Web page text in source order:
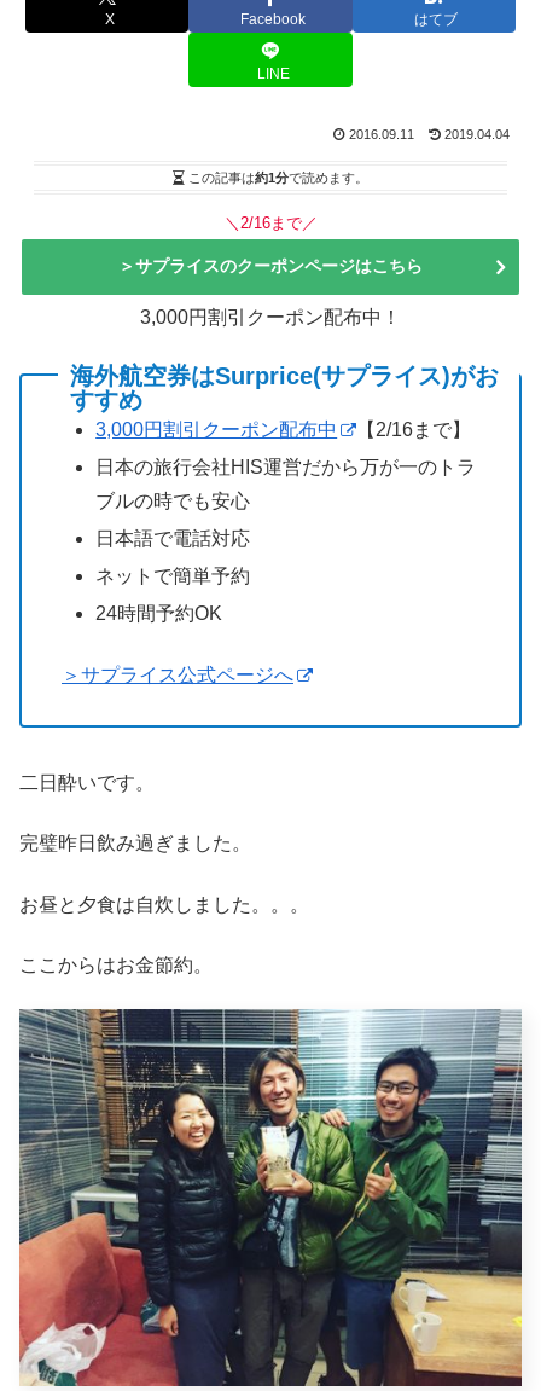
X Facebook はてブ
LINE
2016.09.11 2019.04.04
この記事は約1分で読めます。
＼2/16まで／
＞サプライスのクーポンページはこちら
3,000円割引クーポン配布中！
海外航空券はSurprice(サプライス)がお
すすめ
3,000円割引クーポン配布中
【2/16まで】
日本の旅行会社HIS運営だから万が一のトラ
ブルの時でも安心
日本語で電話対応
ネットで簡単予約
24時間予約OK
＞サプライス公式ページへ
二日酔いです。
完璧昨日飲み過ぎました。
お昼と夕食は自炊しました。。。
ここからはお金節約。